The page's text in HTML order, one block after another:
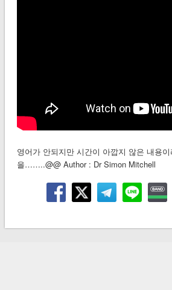
영어가 안되지만 시간이 아깝지 않은 내용
을……..@@ Author : Dr Simon Mitchell